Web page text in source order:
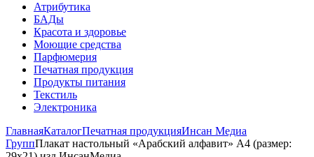
Атрибутика
БАДы
Красота и здоровье
Моющие средства
Парфюмерия
Печатная продукция
Продукты питания
Текстиль
Электроника
ГлавнаяКаталогПечатная продукцияИнсан Медиа
ГруппПлакат настольный «Арабский алфавит» А4 (размер: